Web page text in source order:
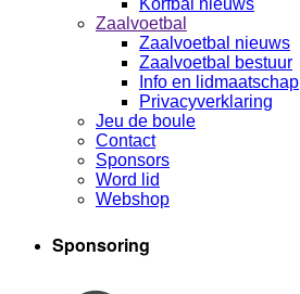
Korfbal nieuws
Zaalvoetbal
Zaalvoetbal nieuws
Zaalvoetbal bestuur
Info en lidmaatschap
Privacyverklaring
Jeu de boule
Contact
Sponsors
Word lid
Webshop
Sponsoring